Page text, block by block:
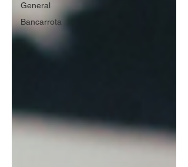
General
Bancarrota